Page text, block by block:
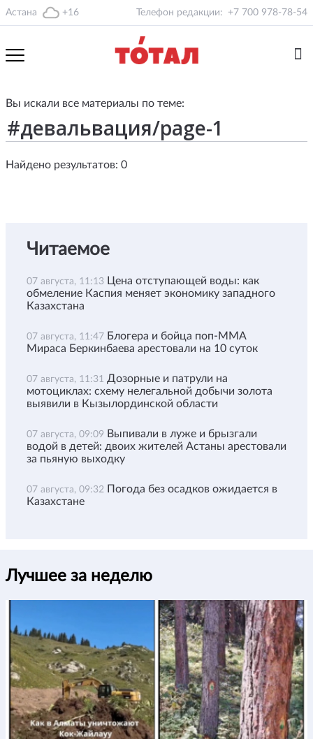
Астана +16 Телефон редакции: +7 700 978-78-54
Вы искали все материалы по теме:
Найдено результатов: 0
Читаемое
07 августа, 11:13 Цена отступающей воды: как
обмеление Каспия меняет экономику западного
Казахстана
07 августа, 11:47 Блогера и бойца поп-ММА
Мираса Беркинбаева арестовали на 10 суток
07 августа, 11:31 Дозорные и патрули на
мотоциклах: схему нелегальной добычи золота
выявили в Кызылординской области
07 августа, 09:09 Выпивали в луже и брызгали
водой в детей: двоих жителей Астаны арестовали
за пьяную выходку
07 августа, 09:32 Погода без осадков ожидается в
Казахстане
Лучшее за неделю